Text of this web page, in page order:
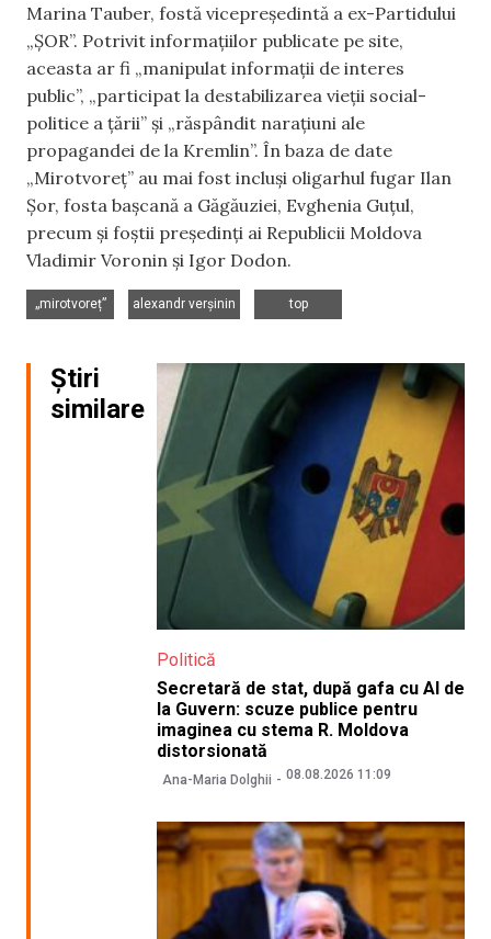
Marina Tauber, fostă vicepreședintă a ex-Partidului
„ȘOR”. Potrivit informațiilor publicate pe site,
aceasta ar fi „manipulat informații de interes
public”, „participat la destabilizarea vieții social-
politice a țării” și „răspândit narațiuni ale
propagandei de la Kremlin”. În baza de date
„Mirotvoreț” au mai fost incluși oligarhul fugar Ilan
Șor, fosta bașcană a Găgăuziei, Evghenia Guțul,
precum și foștii președinți ai Republicii Moldova
Vladimir Voronin și Igor Dodon.
„mirotvoreț”
alexandr verșinin
top
Știri
similare
Politică
Secretară de stat, după gafa cu AI de
la Guvern: scuze publice pentru
imaginea cu stema R. Moldova
distorsionată
Ana-Maria Dolghii 08.08.2026 11:09